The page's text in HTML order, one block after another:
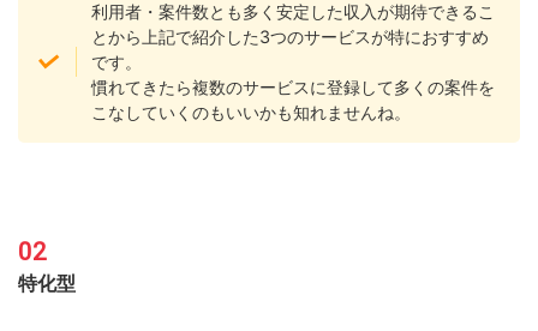
利用者・案件数とも多く安定した収入が期待できるこ
とから上記で紹介した3つのサービスが特におすすめ
です。
慣れてきたら複数のサービスに登録して多くの案件を
こなしていくのもいいかも知れませんね。
特化型